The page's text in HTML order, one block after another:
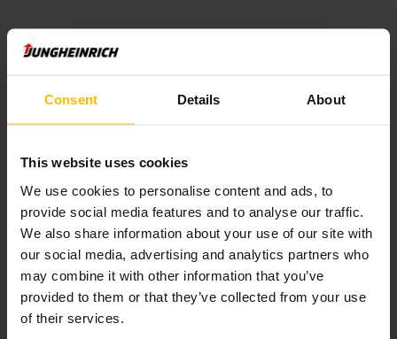
Consent Details About
This website uses cookies
We use cookies to personalise content and ads, to
provide social media features and to analyse our traffic.
We also share information about your use of our site with
our social media, advertising and analytics partners who
may combine it with other information that you’ve
provided to them or that they’ve collected from your use
of their services.